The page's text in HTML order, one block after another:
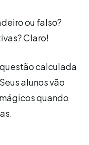
ou falso?
Claro!
calculada
alunos vão
quando